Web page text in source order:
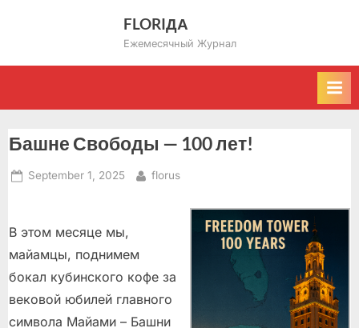
FLORIДА
Ежемесячный Журнал
Башне Свободы — 100 лет!
Posted
September 1, 2025 By
florus
В этом месяце мы,
майамцы, поднимем
бокал кубинского кофе за
вековой юбилей главного
символа Майами – Башни